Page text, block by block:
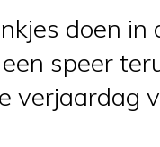
doen in
speer
verjaardag